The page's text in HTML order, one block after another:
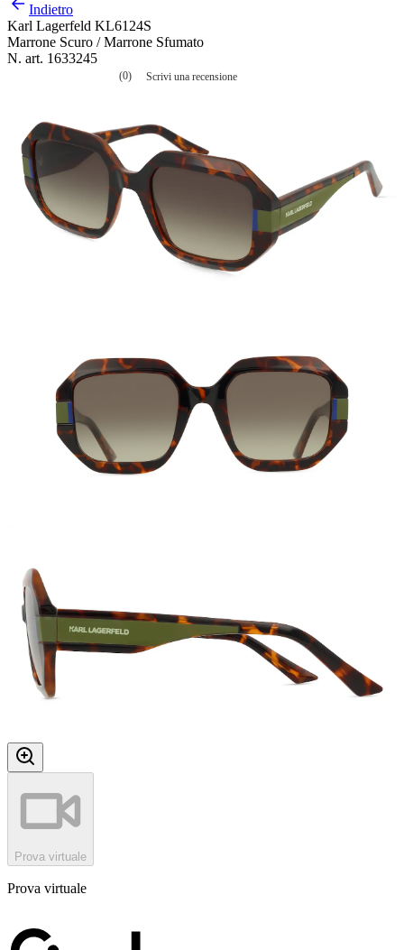
Indietro
Karl Lagerfeld KL6124S
Marrone Scuro / Marrone Sfumato
N. art. 1633245
valutazione
media
0.0
(0) Scrivi una recensione
Prova virtuale
Prova virtuale